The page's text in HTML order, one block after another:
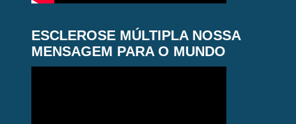
ESCLEROSE MÚLTIPLA NOSSA
MENSAGEM PARA O MUNDO